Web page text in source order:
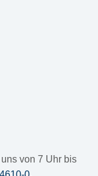
von 7 Uhr bis